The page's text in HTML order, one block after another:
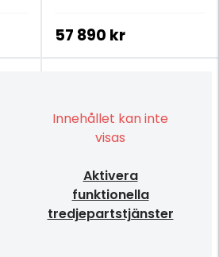
57 890 kr
Innehållet kan inte
visas
Aktivera
funktionella
tredjepartstjänster